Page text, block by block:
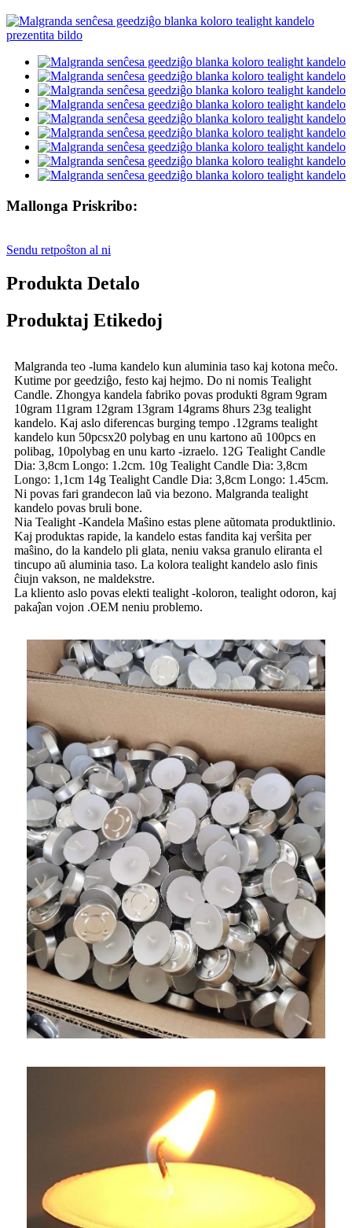
Mallonga Priskribo:
Sendu retpoŝton al ni
Produkta Detalo
Produktaj Etikedoj
Malgranda teo -luma kandelo kun aluminia taso kaj kotona meĉo.
Kutime por geedziĝo, festo kaj hejmo. Do ni nomis Tealight
Candle. Zhongya kandela fabriko povas produkti 8gram 9gram
10gram 11gram 12gram 13gram 14grams 8hurs 23g tealight
kandelo. Kaj aslo diferencas burging tempo .12grams tealight
kandelo kun 50pcsx20 polybag en unu kartono aŭ 100pcs en
polibag, 10polybag en unu karto -izraelo. 12G Tealight Candle
Dia: 3,8cm Longo: 1.2cm. 10g Tealight Candle Dia: 3,8cm
Longo: 1,1cm 14g Tealight Candle Dia: 3,8cm Longo: 1.45cm.
Ni povas fari grandecon laŭ via bezono. Malgranda tealight
kandelo povas bruli bone.
Nia Tealight -Kandela Maŝino estas plene aŭtomata produktlinio.
Kaj produktas rapide, la kandelo estas fandita kaj verŝita per
maŝino, do la kandelo pli glata, neniu vaksa granulo eliranta el
tincupo aŭ aluminia taso. La kolora tealight kandelo aslo finis
ĉiujn vakson, ne maldekstre.
La kliento aslo povas elekti tealight -koloron, tealight odoron, kaj
pakaĵan vojon .OEM neniu problemo.